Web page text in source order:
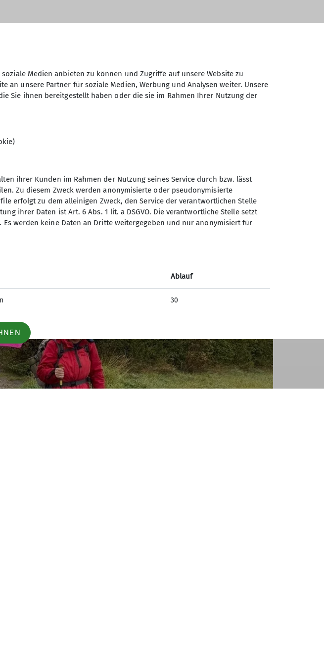
dieser Dienstagswanderung ab. So starteten 9
87 Jahren war Gerd Unruh dabei unser ältester
den Ort Bickenbach, wo wir abschließend noch zum Essen
Medien anbieten zu können und Zugriffe auf unsere Website zu
an unsere Partner für soziale Medien, Werbung und Analysen weiter. Unsere
Sie ihnen bereitgestellt haben oder die sie im Rahmen Ihrer Nutzung der
ihrer Kunden im Rahmen der Nutzung seines Service durch bzw. lässt
Zu diesem Zweck werden anonymisierte oder pseudonymisierte
erfolgt zu dem alleinigen Zweck, den Service der verantwortlichen Stelle
ihrer Daten ist Art. 6 Abs. 1 lit. a DSGVO. Die verantwortliche Stelle setzt
Es werden keine Daten an Dritte weitergegeben und nur anonymisiert für
Ablauf
30